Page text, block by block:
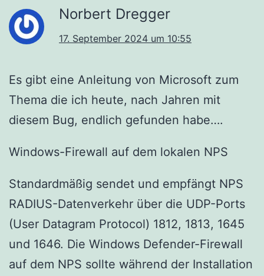
Norbert Dregger
17. September 2024 um 10:55
Es gibt eine Anleitung von Microsoft zum
Thema die ich heute, nach Jahren mit
diesem Bug, endlich gefunden habe….
Windows-Firewall auf dem lokalen NPS
Standardmäßig sendet und empfängt NPS
RADIUS-Datenverkehr über die UDP-Ports
(User Datagram Protocol) 1812, 1813, 1645
und 1646. Die Windows Defender-Firewall
auf dem NPS sollte während der Installation